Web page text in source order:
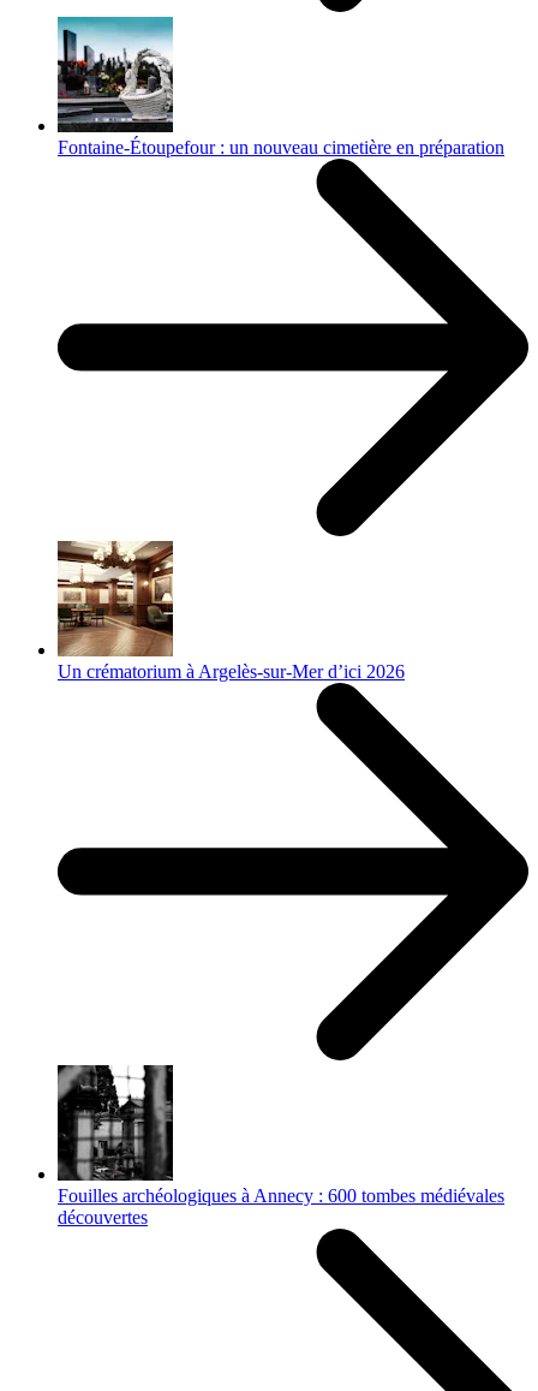
Fontaine-Étoupefour : un nouveau cimetière en préparation
Un crématorium à Argelès-sur-Mer d’ici 2026
Fouilles archéologiques à Annecy : 600 tombes médiévales
découvertes